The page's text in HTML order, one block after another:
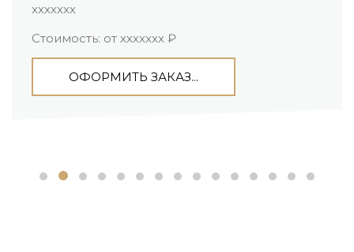
ххххххх
Стоимость: от ххххххх ₽
ОФОРМИТЬ ЗАКАЗ...